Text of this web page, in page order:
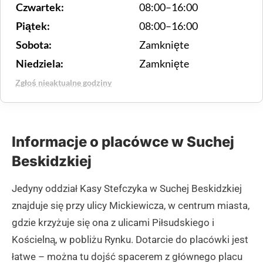
Czwartek:
08:00–16:00
Piątek:
08:00–16:00
Sobota:
Zamknięte
Niedziela:
Zamknięte
Zgłoś nieaktualne godziny
Informacje o placówce w Suchej
Beskidzkiej
Jedyny oddział Kasy Stefczyka w Suchej Beskidzkiej
znajduje się przy ulicy Mickiewicza, w centrum miasta,
gdzie krzyżuje się ona z ulicami Piłsudskiego i
Kościelną, w pobliżu Rynku. Dotarcie do placówki jest
łatwe – można tu dojść spacerem z głównego placu